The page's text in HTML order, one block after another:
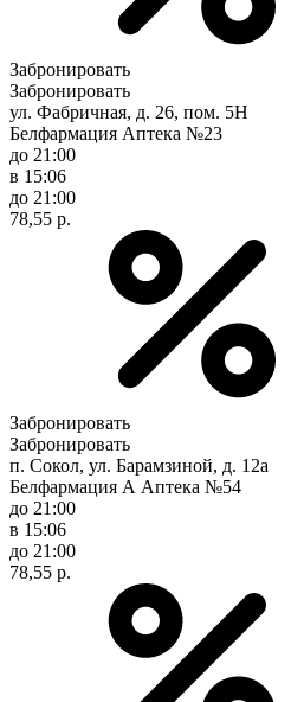
Забронировать
Забронировать
ул. Фабричная, д. 26, пом. 5Н
Белфармация Аптека №23
до 21:00
в 15:06
до 21:00
78,55 р.
Забронировать
Забронировать
п. Сокол, ул. Барамзиной, д. 12а
Белфармация А Аптека №54
до 21:00
в 15:06
до 21:00
78,55 р.